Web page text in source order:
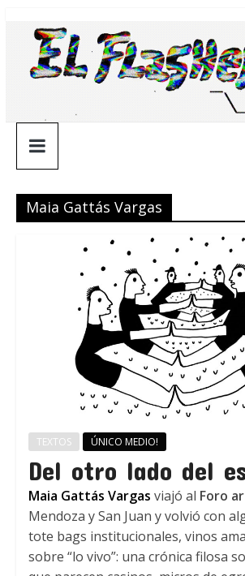
contenido
¯\_(ツ)_/
¯
Maia Gattás Vargas
TEXTOS ÚNICO MEDIO!
Del otro lado del
Maia Gattás Vargas viajó al Foro
Mendoza y San Juan y volvió con
tote bags institucionales, vinos
sobre “lo vivo”: una crónica filosa